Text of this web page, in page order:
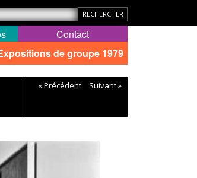
de groupe 1979
Contact
« Précédent Suivant »